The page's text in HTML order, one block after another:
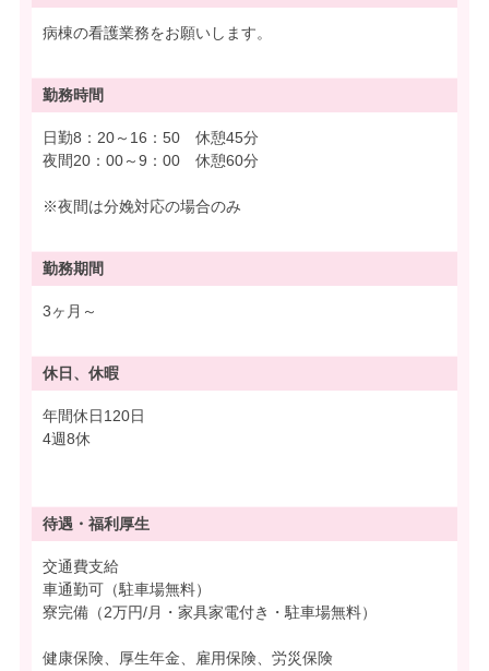
病棟の看護業務をお願いします。
勤務時間
日勤8：20～16：50 休憩45分
夜間20：00～9：00 休憩60分
※夜間は分娩対応の場合のみ
勤務期間
3ヶ月～
休日、休暇
年間休日120日
4週8休
待遇・ 福利厚生
交通費支給
車通勤可（駐車場無料）
寮完備（2万円/月・家具家電付き・駐車場無料）
健康保険、厚生年金、雇用保険、労災保険